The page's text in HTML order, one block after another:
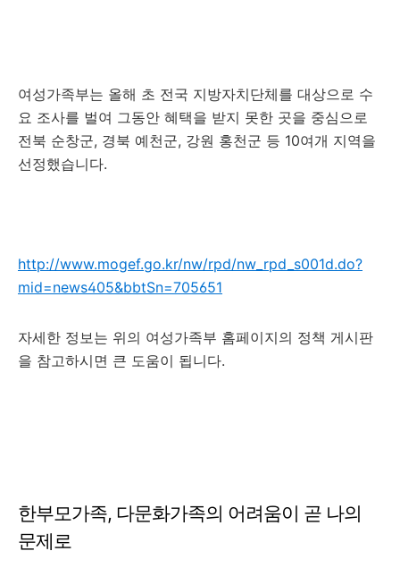
여성가족부는 올해 초 전국 지방자치단체를 대상으로 수
요 조사를 벌여 그동안 혜택을 받지 못한 곳을 중심으로
전북 순창군, 경북 예천군, 강원 홍천군 등 10여개 지역을
선정했습니다.
http://www.mogef.go.kr/nw/rpd/nw_rpd_s001d.do?
mid=news405&bbtSn=705651
자세한 정보는 위의 여성가족부 홈페이지의 정책 게시판
을 참고하시면 큰 도움이 됩니다.
한부모가족, 다문화가족의 어려움이 곧 나의
문제로